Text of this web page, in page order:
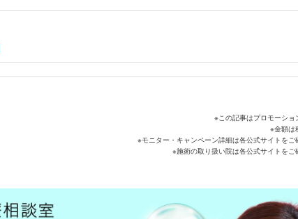
※この記事はプロモーショ
※金額は
※モニター・キャンペーン詳細は各公式サイトをご